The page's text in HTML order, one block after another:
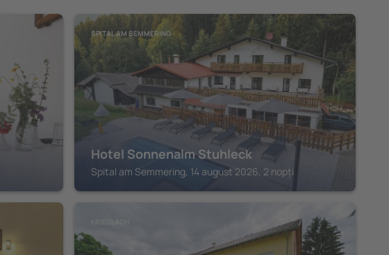
SPITAL AM SEMMERING
Hotel Sonnenalm Stuhleck
Spital am Semmering, 14 august 2026, 2 nopți